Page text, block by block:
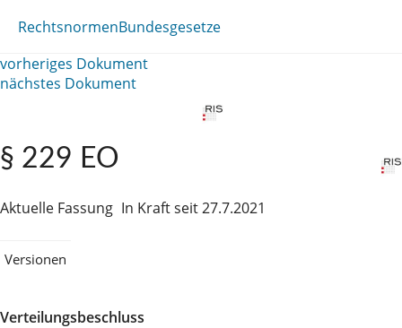
RechtsnormenBundesgesetze
vorheriges Dokument
nächstes Dokument
§ 229 EO
Aktuelle Fassung In Kraft seit 27.7.2021
Versionen
Verteilungsbeschluss